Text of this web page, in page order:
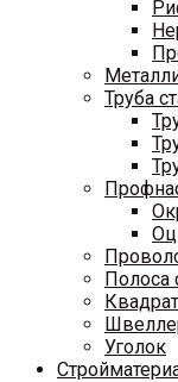
Труба
Полоса
Квадрат
Уголок